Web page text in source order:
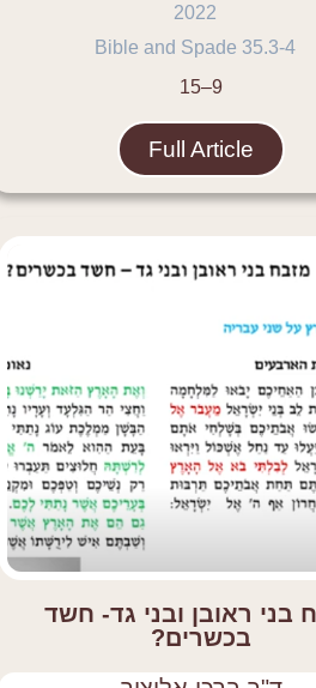
2022
Bible and Spade 35.3-4
9–15
Full Article
בני ראובן ובני גד- חשד
בכשרים?